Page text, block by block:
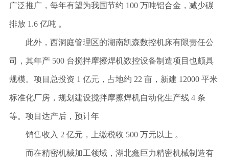
广泛推广，每年有望为我国节约 100 万吨铝合金，减少碳
排放 1.6 亿吨 。
此外，西洞庭管理区的湖南凯森数控机床有限责任公
司，其年产 500 台搅拌摩擦焊机数控设备制造项目也颇具
规模。项目总投资 1 亿元，占地约 22 亩，新建 12000 平米
标准化厂房，规划建设搅拌摩擦焊机自动化生产线 4 条
等。项目达产后，预计年
销售收入 2 亿元，上缴税收 500 万元以上 。
而在精密机械加工领域，湖北鑫巨力精密机械制造有